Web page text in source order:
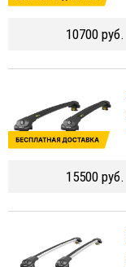
10700 руб.
15500 руб.